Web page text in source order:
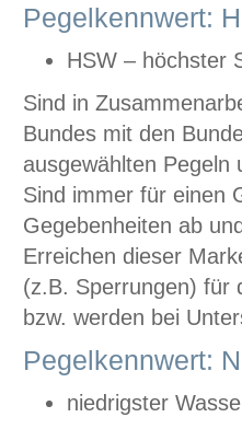
Pegelkennwert:
HSW – höchster
Sind in
Bundes mit den
ausgewählten
Sind immer für einen
Gegebenheiten ab
Erreichen dieser
(z.B. Sperrungen) für
bzw. werden bei
Pegelkennwert:
niedrigster